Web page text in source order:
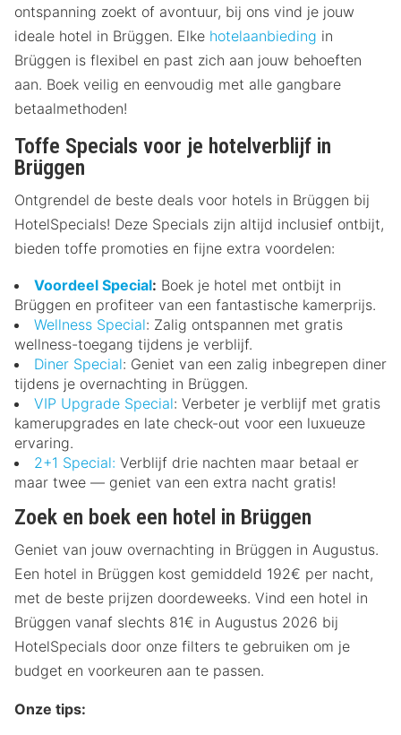
ontspanning zoekt of avontuur, bij ons vind je jouw
ideale hotel in Brüggen. Elke hotelaanbieding in
Brüggen is flexibel en past zich aan jouw behoeften
aan. Boek veilig en eenvoudig met alle gangbare
betaalmethoden!
Toffe Specials voor je hotelverblijf in
Brüggen
Ontgrendel de beste deals voor hotels in Brüggen bij
HotelSpecials! Deze Specials zijn altijd inclusief ontbijt,
bieden toffe promoties en fijne extra voordelen:
Voordeel Special: Boek je hotel met ontbijt in
Brüggen en profiteer van een fantastische kamerprijs.
Wellness Special: Zalig ontspannen met gratis
wellness-toegang tijdens je verblijf.
Diner Special: Geniet van een zalig inbegrepen diner
tijdens je overnachting in Brüggen.
VIP Upgrade Special: Verbeter je verblijf met gratis
kamerupgrades en late check-out voor een luxueuze
ervaring.
2+1 Special: Verblijf drie nachten maar betaal er
maar twee — geniet van een extra nacht gratis!
Zoek en boek een hotel in Brüggen
Geniet van jouw overnachting in Brüggen in Augustus.
Een hotel in Brüggen kost gemiddeld 192€ per nacht,
met de beste prijzen doordeweeks. Vind een hotel in
Brüggen vanaf slechts 81€ in Augustus 2026 bij
HotelSpecials door onze filters te gebruiken om je
budget en voorkeuren aan te passen.
Onze tips: